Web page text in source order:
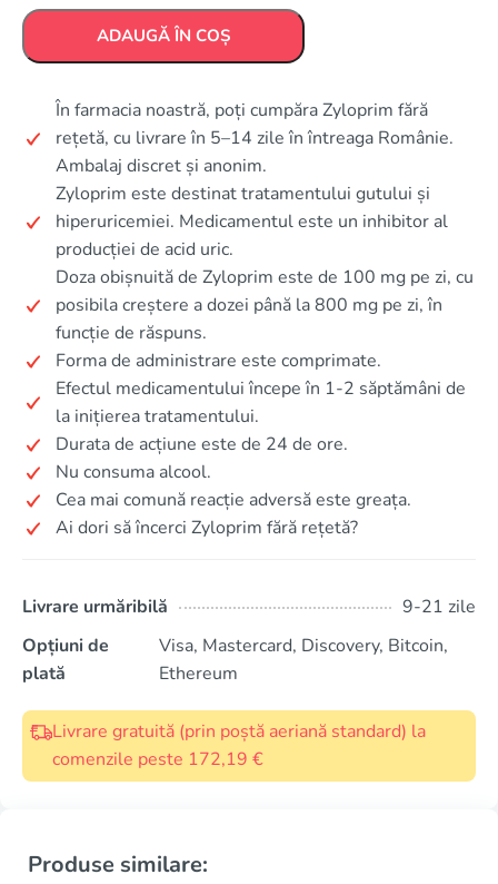
ADAUGĂ ÎN COȘ
În farmacia noastră, poți cumpăra Zyloprim fără
rețetă, cu livrare în 5–14 zile în întreaga Românie.
Ambalaj discret și anonim.
Zyloprim este destinat tratamentului gutului și
hiperuricemiei. Medicamentul este un inhibitor al
producției de acid uric.
Doza obișnuită de Zyloprim este de 100 mg pe zi, cu
posibila creștere a dozei până la 800 mg pe zi, în
funcție de răspuns.
Forma de administrare este comprimate.
Efectul medicamentului începe în 1-2 săptămâni de
la inițierea tratamentului.
Durata de acțiune este de 24 de ore.
Nu consuma alcool.
Cea mai comună reacție adversă este greața.
Ai dori să încerci Zyloprim fără rețetă?
Livrare urmăribilă
9-21 zile
Opțiuni de
plată
Visa, Mastercard, Discovery, Bitcoin,
Ethereum
Livrare gratuită (prin poștă aeriană standard) la
comenzile peste 172,19 €
Produse similare: